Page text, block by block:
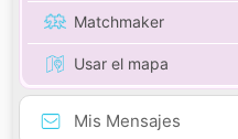
Matchmaker
Usar el mapa
Mis Mensajes